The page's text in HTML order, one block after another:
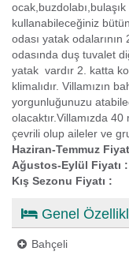
kullanabileceğiniz
odası yatak
odasında duş tuvalet
yatak vardır 2. katta
klimalıdır. Villamızın
yorgunluğunuzu
olacaktır.Villamızda
çevrili olup aileler ve
Haziran-Temmuz
Ağustos-Eylül Fiyatı :
Kış Sezonu Fiyatı :
Genel
Bahçeli